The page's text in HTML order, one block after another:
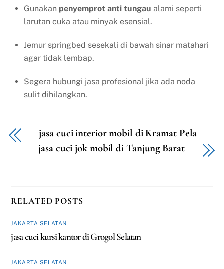
Gunakan penyemprot anti tungau alami seperti
larutan cuka atau minyak esensial.
Jemur springbed sesekali di bawah sinar matahari
agar tidak lembap.
Segera hubungi jasa profesional jika ada noda
sulit dihilangkan.
jasa cuci interior mobil di Kramat Pela
jasa cuci jok mobil di Tanjung Barat
RELATED POSTS
JAKARTA SELATAN
jasa cuci kursi kantor di Grogol Selatan
JAKARTA SELATAN